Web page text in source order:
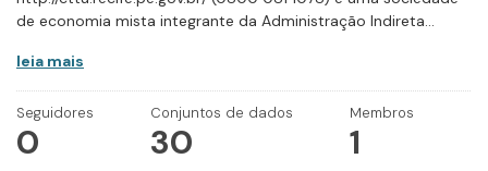
de economia mista integrante da Administração Indireta...
leia mais
Seguidores
0
Conjuntos de dados
30
Membros
1